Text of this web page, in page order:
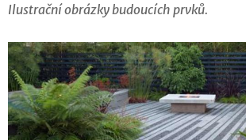
Ilustrační obrázky budoucích prvků.